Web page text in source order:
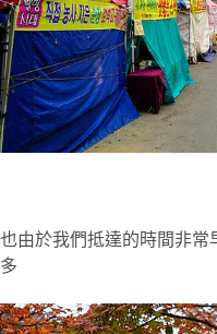
也由於我們抵達的時間非常
多